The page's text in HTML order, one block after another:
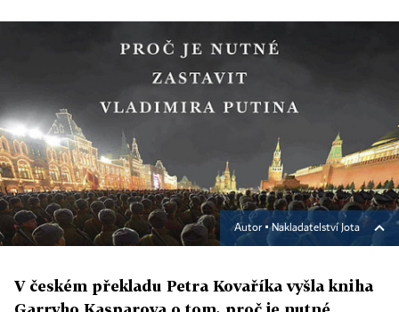
Autor ▪Nakladatelství Jota
V českém překladu Petra Kovaříka vyšla kniha